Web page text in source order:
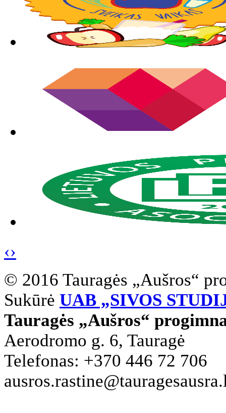
‹›
© 2016 Tauragės „Aušros“
Sukūrė UAB „SIVOS
Tauragės „Aušros“
Aerodromo g. 6, Tauragė
Telefonas: +370 446 72 706